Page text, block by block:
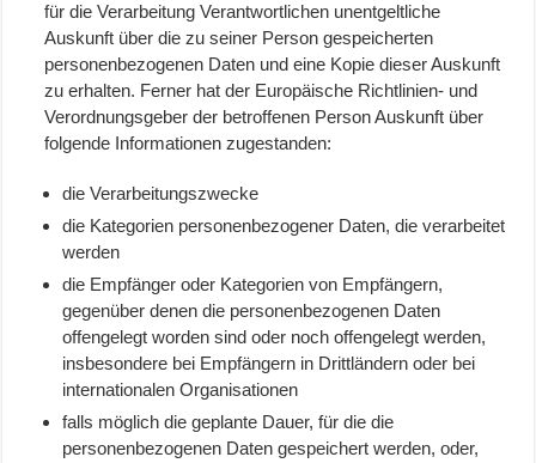
für die Verarbeitung Verantwortlichen unentgeltliche
Auskunft über die zu seiner Person gespeicherten
personenbezogenen Daten und eine Kopie dieser Auskunft
zu erhalten. Ferner hat der Europäische Richtlinien- und
Verordnungsgeber der betroffenen Person Auskunft über
folgende Informationen zugestanden:
die Verarbeitungszwecke
die Kategorien personenbezogener Daten, die verarbeitet
werden
die Empfänger oder Kategorien von Empfängern,
gegenüber denen die personenbezogenen Daten
offengelegt worden sind oder noch offengelegt werden,
insbesondere bei Empfängern in Drittländern oder bei
internationalen Organisationen
falls möglich die geplante Dauer, für die die
personenbezogenen Daten gespeichert werden, oder,